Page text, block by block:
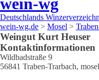
Deutschlands
wein-wg.de > Mosel >
Weingut Kurt Heuser
Kontaktinformationen
Wildbadstraße 9
56841 Traben-Trarbach, mosel